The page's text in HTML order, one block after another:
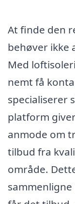
At finde den
behøver ikke
Med
nemt få
specialiserer
platform
anmode om
tilbud fra
område.